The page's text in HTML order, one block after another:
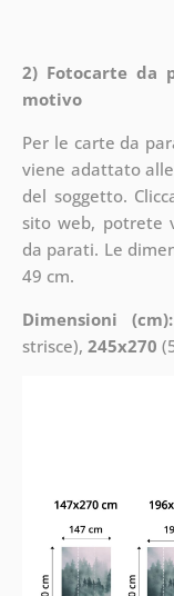
2) Fotocarte da
motivo
Per le carte da
viene adattato
del soggetto.
sito web, potrete
da parati. Le
49 cm.
Dimensioni
strisce), 245x270